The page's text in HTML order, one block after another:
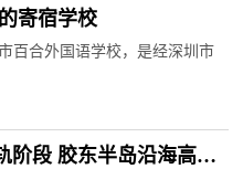
寄宿学校
百合外国语学校，是经深圳市
阶段 胶东半岛沿海高铁